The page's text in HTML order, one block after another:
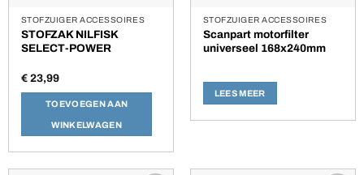
STOFZUIGER ACCESSOIRES
STOFZAK NILFISK
SELECT-POWER
€23,99
TOEVOEGEN AAN
WINKELWAGEN
STOFZUIGER ACCESSOIRES
Scanpart motorfilter
universeel 168x240mm
LEES MEER